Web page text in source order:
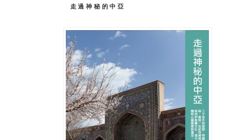
走過神秘的中亞